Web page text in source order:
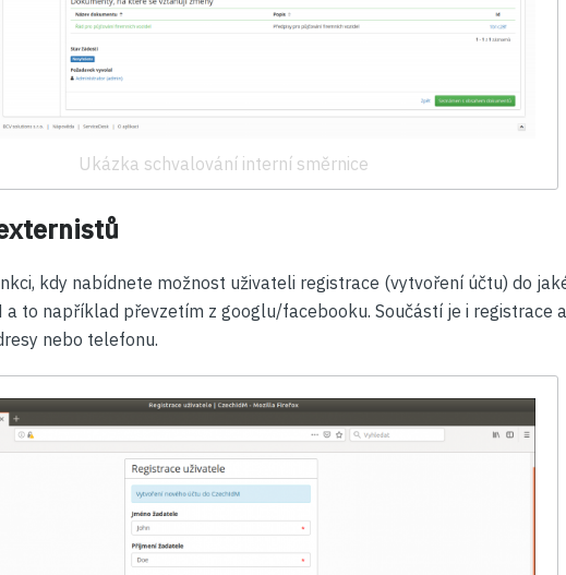
Ukázka schvalování interní směrnice
kdy nabídnete možnost uživateli registrace (vytvoření účtu) do
to například převzetím z googlu/facebooku. Součástí je i registrace
nebo telefonu.